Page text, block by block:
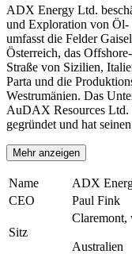
ADX Energy Ltd.
und Exploration von Öl-
umfasst die Felder
Österreich, das
Straße von Sizilien,
Parta und die
Westrumänien. Das
AuDAX Resources
gegründet und hat
Mehr anzeigen
Name
ADX
CEO
Paul Fink
Sitz
Claremont,
Australien